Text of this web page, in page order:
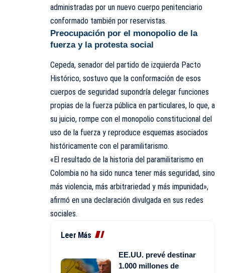
administradas por un nuevo cuerpo penitenciario
conformado también por reservistas.
Preocupación por el monopolio de la
fuerza y la protesta social
Cepeda, senador del partido de izquierda Pacto
Histórico, sostuvo que la conformación de esos
cuerpos de seguridad supondría delegar funciones
propias de la fuerza pública en particulares, lo que, a
su juicio, rompe con el monopolio constitucional del
uso de la fuerza y reproduce esquemas asociados
históricamente con el paramilitarismo.
«El resultado de la historia del paramilitarismo en
Colombia no ha sido nunca tener más seguridad, sino
más violencia, más arbitrariedad y más impunidad»,
afirmó en una declaración divulgada en sus redes
sociales.
Leer Más
EE.UU. prevé destinar
1.000 millones de